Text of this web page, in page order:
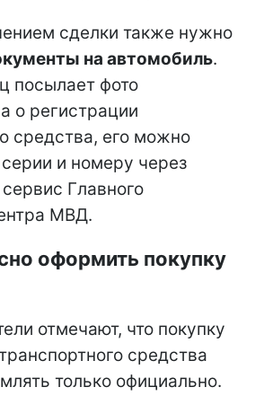
сделки также нужно
на автомобиль.
посылает фото
о регистрации
средства, его можно
и номеру через
Главного
МВД.
оформить покупку
отмечают, что покупку
средства
только официально.